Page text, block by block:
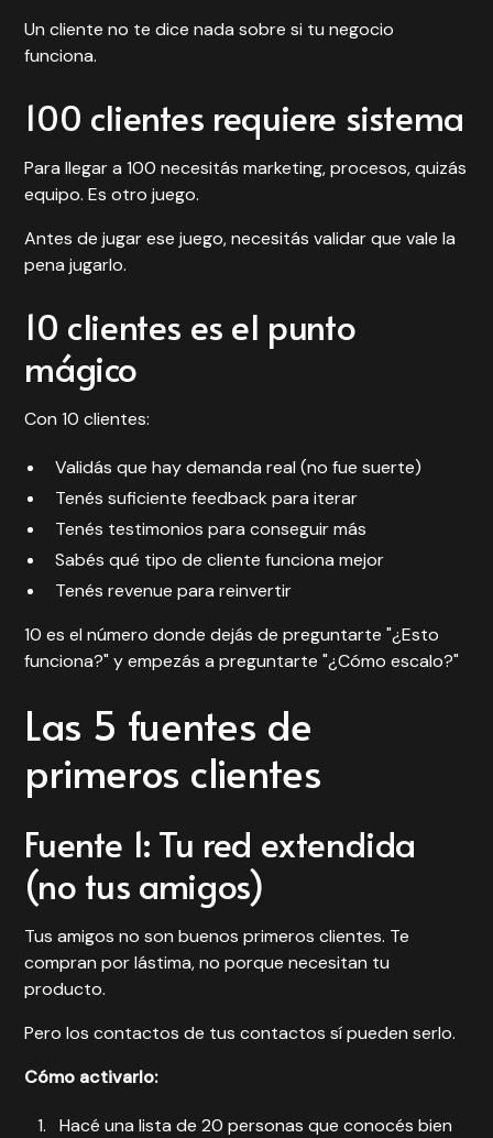
Un cliente no te dice nada sobre si tu negocio
funciona.
100 clientes requiere sistema
Para llegar a 100 necesitás marketing, procesos, quizás
equipo. Es otro juego.
Antes de jugar ese juego, necesitás validar que vale la
pena jugarlo.
10 clientes es el punto
mágico
Con 10 clientes:
Validás que hay demanda real (no fue suerte)
Tenés suficiente feedback para iterar
Tenés testimonios para conseguir más
Sabés qué tipo de cliente funciona mejor
Tenés revenue para reinvertir
10 es el número donde dejás de preguntarte "¿Esto
funciona?" y empezás a preguntarte "¿Cómo escalo?"
Las 5 fuentes de
primeros clientes
Fuente 1: Tu red extendida
(no tus amigos)
Tus amigos no son buenos primeros clientes. Te
compran por lástima, no porque necesitan tu
producto.
Pero los contactos de tus contactos sí pueden serlo.
Cómo activarlo:
Hacé una lista de 20 personas que conocés bien